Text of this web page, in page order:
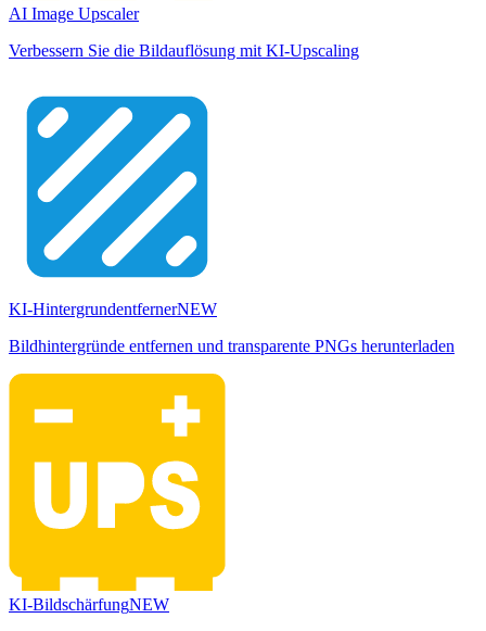
AI Image Upscaler
Verbessern Sie die Bildauflösung mit KI-Upscaling
KI-HintergrundentfernerNEW
Bildhintergründe entfernen und transparente PNGs herunterladen
KI-BildschärfungNEW